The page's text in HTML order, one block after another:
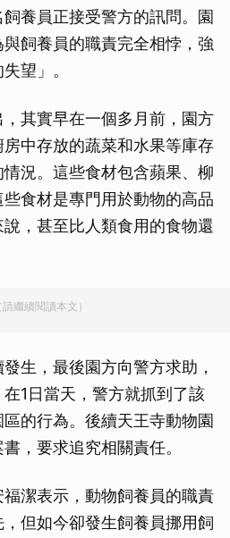
養員正接受警方的訊問。園
飼養員的職責完全相悖，強
望」。
其實早在一個多月前，園方
中存放的蔬菜和水果等庫存
況。這些食材包含蘋果、柳
食材是專門用於動物的高品
，甚至比人類食用的食物還
繼續閱讀本文）
生，最後園方向警方求助，
1日當天，警方就抓到了該
的行為。後續天王寺動物園
，要求追究相關責任。
潔表示，動物飼養員的職責
但如今卻發生飼養員挪用飼